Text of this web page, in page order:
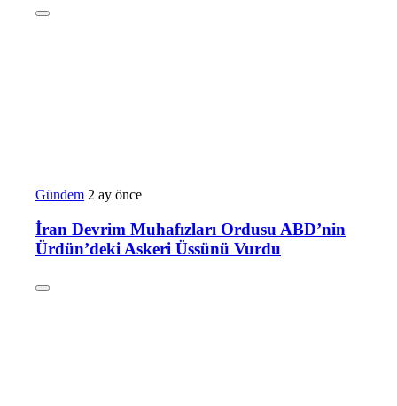
Gündem 2 ay önce
İran Devrim Muhafızları Ordusu ABD’nin
Ürdün’deki Askeri Üssünü Vurdu